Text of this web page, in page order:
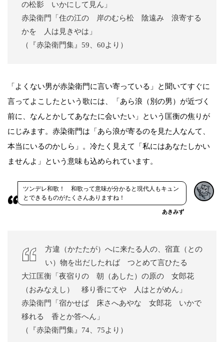
の松影 いかにして見ん」
赤染衛門「住の江の 岸のむら松 陰遠み 浪寄する
かを 人は見きやは」
（『赤染衛門集』59、60より）
「よくない男が赤染衛門に言い寄っている」と聞いてすぐに
言ってよこしたという歌には、「あら浪（別の男）が近づく
前に、なんとかしてあなたに会いたい」という匡衡の焦りが
にじみます。赤染衛門は「あら浪が寄るのを見た人なんて、
本当にいるのかしら」。冷たく見えて「私にはあなたしかい
ませんよ」という意味も込められています。
ツンデレ和歌！ 和歌って意味が分かると現代人もキュン
とできるものがたくさんありますね！
あきみず
方違（かたたが）へに来たる人の、宿直（との
い）物を出だしたれば つとめて言ひたる
大江匡衡「夜宿りの 朝（あした）の原の 女郎花
（おみなえし） 移り香にてや 人はとがめん」
赤染衛門「宿かせば 床さへあやな 女郎花 いかで
移れる 香とか答へん」
（『赤染衛門集』74、75より）